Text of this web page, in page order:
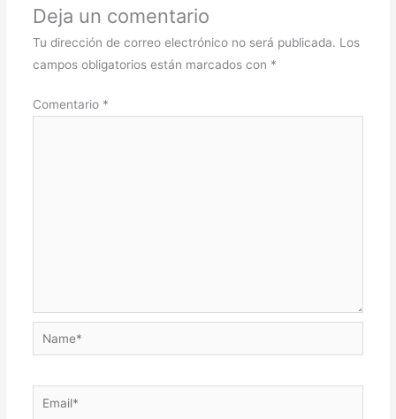
Deja un comentario
Tu dirección de correo electrónico no será publicada. Los
campos obligatorios están marcados con *
Comentario *
Name*
Email*